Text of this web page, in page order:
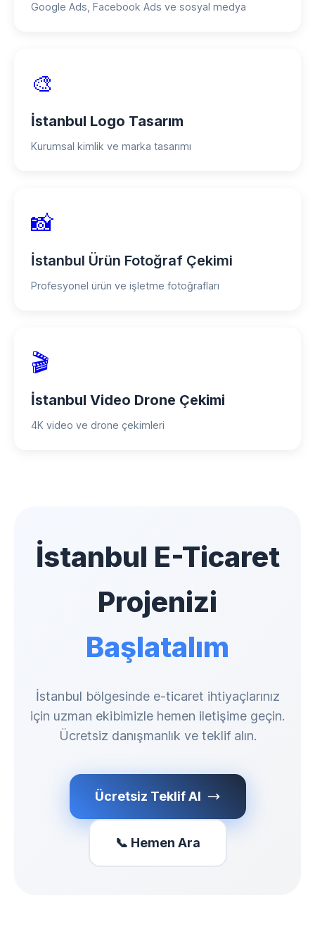
Google Ads, Facebook Ads ve sosyal medya
🎨
İstanbul Logo Tasarım
Kurumsal kimlik ve marka tasarımı
📸
İstanbul Ürün Fotoğraf Çekimi
Profesyonel ürün ve işletme fotoğrafları
🎬
İstanbul Video Drone Çekimi
4K video ve drone çekimleri
İstanbul E-Ticaret
Projenizi
Başlatalım
İstanbul bölgesinde e-ticaret ihtiyaçlarınız
için uzman ekibimizle hemen iletişime geçin.
Ücretsiz danışmanlık ve teklif alın.
Ücretsiz Teklif Al
📞 Hemen Ara